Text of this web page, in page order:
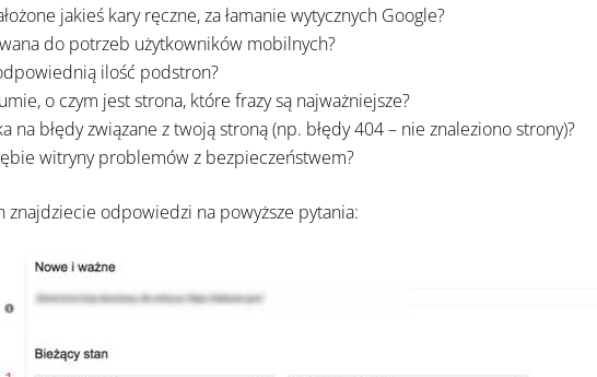
jakieś kary ręczne, za łamanie wytycznych Google?
do potrzeb użytkowników mobilnych?
ilość podstron?
o czym jest strona, które frazy są najważniejsze?
na błędy związane z twoją stroną (np. błędy 404 – nie znaleziono strony)?
witryny problemów z bezpieczeństwem?
znajdziecie odpowiedzi na powyższe pytania: